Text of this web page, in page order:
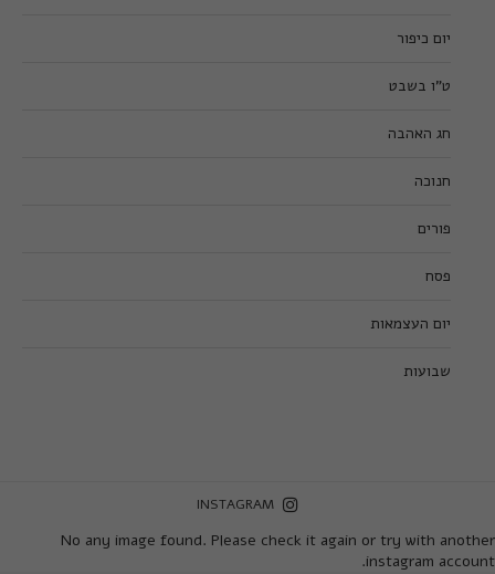
יום כיפור
ט”ו בשבט
חג האהבה
חנוכה
פורים
פסח
יום העצמאות
שבועות
INSTAGRAM
No any image found. Please check it again or try with another
instagram account.